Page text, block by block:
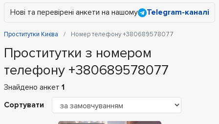
Нові та перевірені анкети на нашому Telegram-каналі
Проститутки Києва Номер телефону +380689578077
Проститутки з номером
телефону +380689578077
Знайдено анкет 1
Сортувати